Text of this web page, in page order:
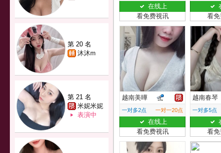
第 20 名
沐沐m
第 21 名
米妮米妮
表演中
在线上
看免费视讯
看
越南美曄
一对多2点 一对一20点
在线上
看免费视讯
越南春琴
一对多5点
看